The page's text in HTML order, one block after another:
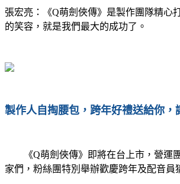
張宏亮：《Q萌劍俠傳》是製作團隊精心
的笑容，就是我們最大的成功了。
製作人自掏腰包，跨年好禮送給你，
《Q萌劍俠傳》即將在台上市，營運
家們，粉絲團特別舉辦歡慶跨年及配音員